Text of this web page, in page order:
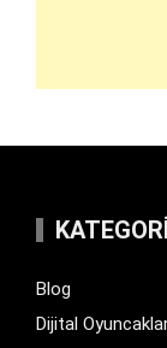
Blog
Dijital